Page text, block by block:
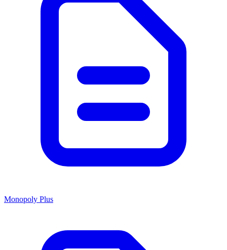
Monopoly Plus